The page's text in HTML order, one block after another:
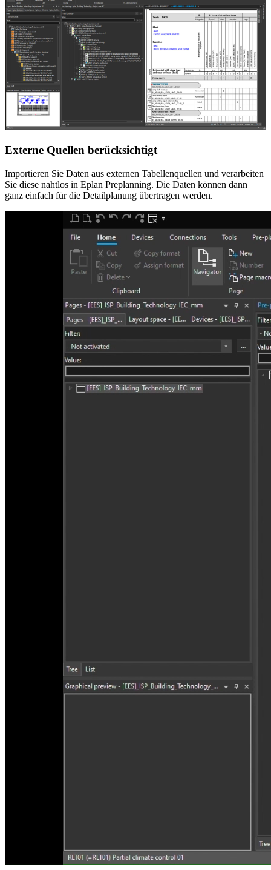
Externe Quellen berücksichtigt
Importieren Sie Daten aus externen Tabellenquellen und verarbeiten
Sie diese nahtlos in Eplan Preplanning. Die Daten können dann
ganz einfach für die Detailplanung übertragen werden.